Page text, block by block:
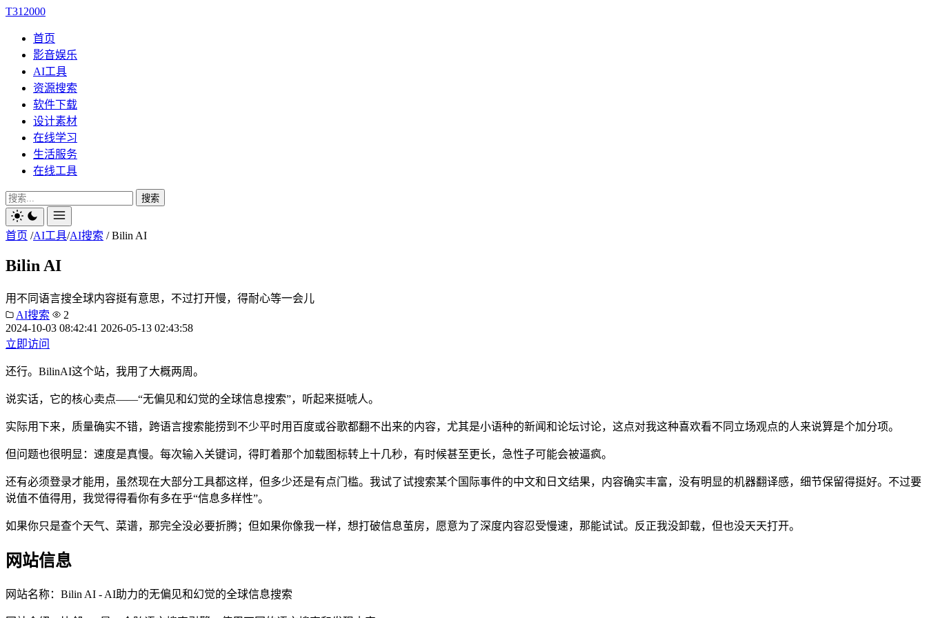
T312000
首页
影音娱乐
AI工具
资源搜索
软件下载
设计素材
在线学习
生活服务
在线工具
搜索
首页 /AI工具/AI搜索 / Bilin AI
Bilin AI
用不同语言搜全球内容挺有意思，不过打开慢，得耐心等一会儿
AI搜索
2
2024-10-03 08:42:41 2026-05-13 02:43:58
立即访问
还行。BilinAI这个站，我用了大概两周。
说实话，它的核心卖点——“无偏见和幻觉的全球信息搜索”，听起来挺唬人。
实际用下来，质量确实不错，跨语言搜索能捞到不少平时用百度或谷歌都翻不出来的内容，尤其是小语种的新闻和论坛讨论，这点对我这种喜欢看不同立场观点的人来说算是个加分项。
但问题也很明显：速度是真慢。每次输入关键词，得盯着那个加载图标转上十几秒，有时候甚至更长，急性子可能会被逼疯。
还有必须登录才能用，虽然现在大部分工具都这样，但多少还是有点门槛。我试了试搜索某个国际事件的中文和日文结果，内容确实丰富，没有明显的机器翻译感，细节保留得挺好。不过要
说值不值得用，我觉得得看你有多在乎“信息多样性”。
如果你只是查个天气、菜谱，那完全没必要折腾；但如果你像我一样，想打破信息茧房，愿意为了深度内容忍受慢速，那能试试。反正我没卸载，但也没天天打开。
网站信息
网站名称： Bilin AI - AI助力的无偏见和幻觉的全球信息搜索